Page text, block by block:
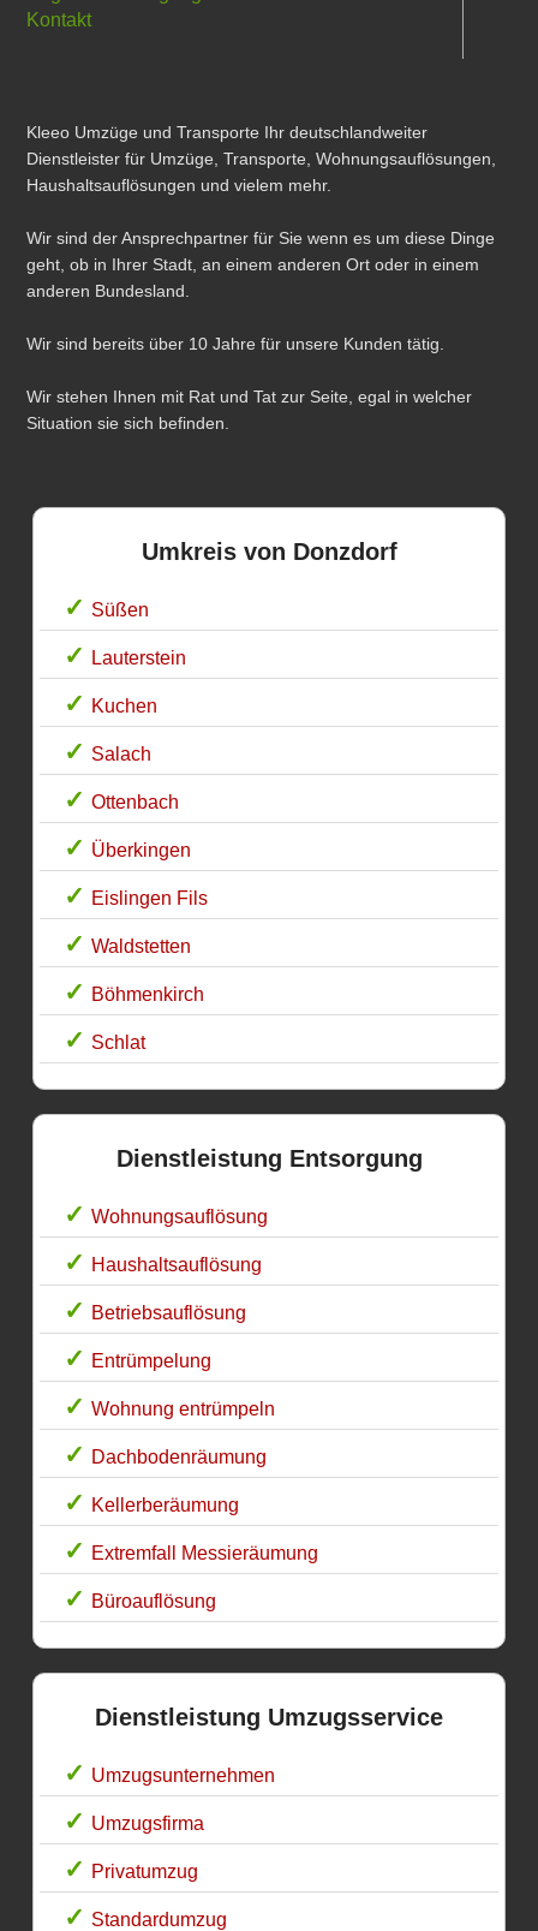
Kontakt
Kleeo Umzüge und Transporte Ihr deutschlandweiter
Dienstleister für Umzüge, Transporte, Wohnungsauflösungen,
Haushaltsauflösungen und vielem mehr.
Wir sind der Ansprechpartner für Sie wenn es um diese Dinge
geht, ob in Ihrer Stadt, an einem anderen Ort oder in einem
anderen Bundesland.
Wir sind bereits über 10 Jahre für unsere Kunden tätig.
Wir stehen Ihnen mit Rat und Tat zur Seite, egal in welcher
Situation sie sich befinden.
Umkreis von Donzdorf
Süßen
Lauterstein
Kuchen
Salach
Ottenbach
Überkingen
Eislingen Fils
Waldstetten
Böhmenkirch
Schlat
Dienstleistung Entsorgung
Wohnungsauflösung
Haushaltsauflösung
Betriebsauflösung
Entrümpelung
Wohnung entrümpeln
Dachbodenräumung
Kellerberäumung
Extremfall Messieräumung
Büroauflösung
Dienstleistung Umzugsservice
Umzugsunternehmen
Umzugsfirma
Privatumzug
Standardumzug